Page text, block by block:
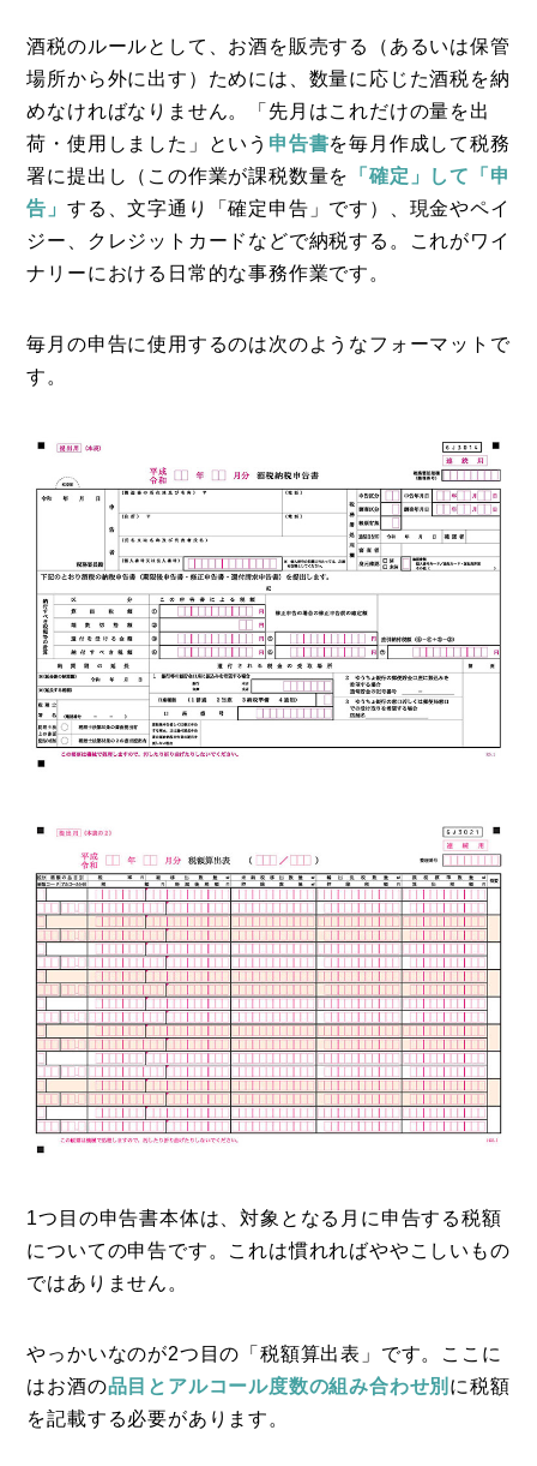
酒税のルールとして、お酒を販売する（あるいは保管
場所から外に出す）ためには、数量に応じた酒税を納
めなければなりません。「先月はこれだけの量を出
荷・使用しました」という 申告書を毎月作成して税務
署に提出し（この作業が課税数量を
「確定」して「申
告」 する、文字通り「確定申告」です）、現金やペイ
ジー、クレジットカードなどで納税する。これがワイ
ナリーにおける日常的な事務作業です。
毎月の申告に使用するのは次のようなフォーマットで
す。
1つ目の申告書本体は、対象となる月に申告する税額
についての申告です。これは慣れればややこしいもの
ではありません。
やっかいなのが2つ目の「税額算出表」です。ここに
はお酒の品目とアルコール度数の組み合わせ別 に税額
を記載する必要があります。